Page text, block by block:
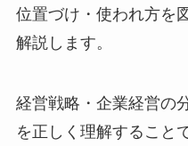
位置づけ・使われ方を
解説します。
経営戦略・企業経営の
を正しく理解すること